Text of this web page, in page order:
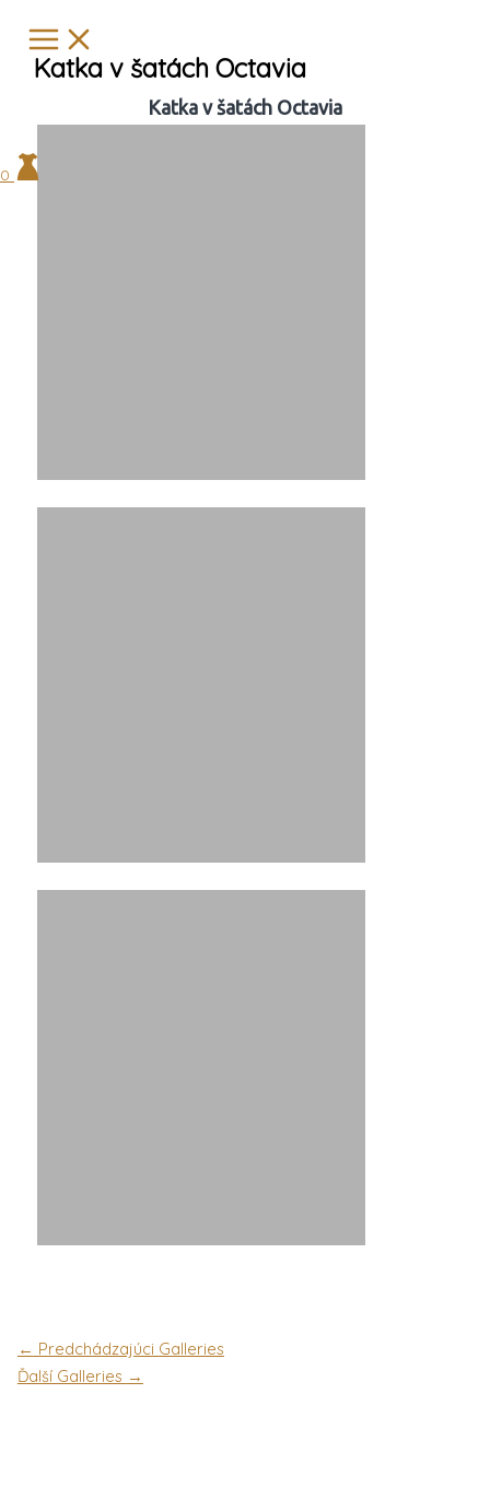
obsah
0
Katka v šatách Octavia
Katka v šatách Octavia
← Predchádzajúci Galleries
Ďalší Galleries →
…